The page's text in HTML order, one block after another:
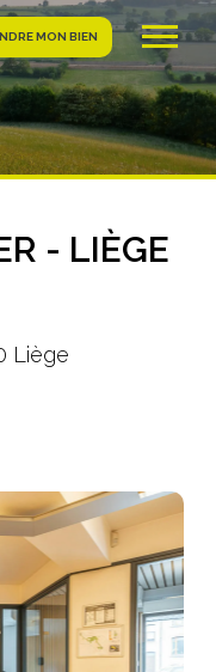
MON BIEN
- LIÈGE
Liège